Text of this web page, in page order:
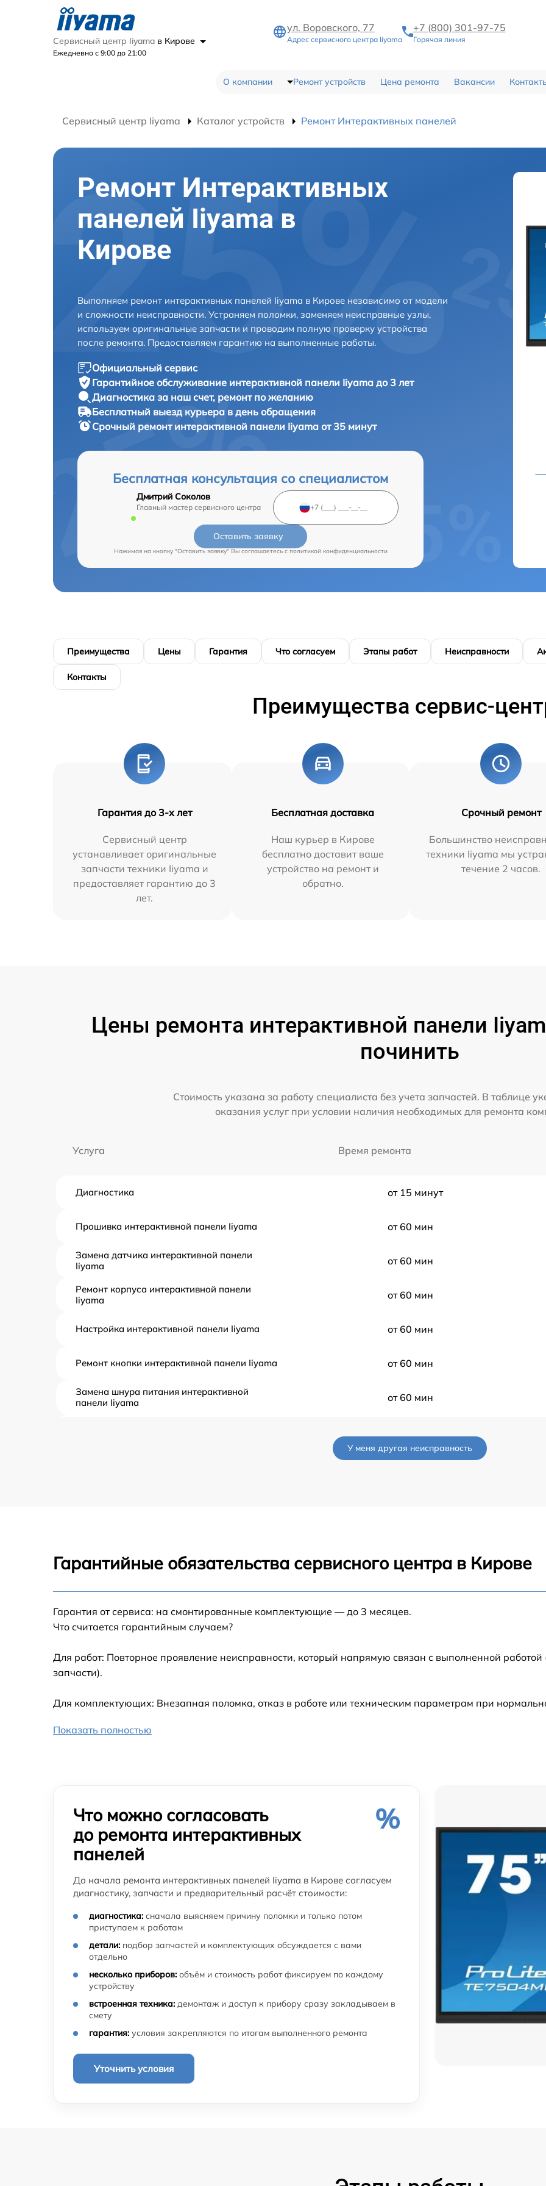
Сервисный центр Iiyama в Кирове
Ежедневно с 9:00 до 21:00
ул. Воровского, 77
Адрес сервисного центра Iiyama
+7 (800) 301-97-75
Горячая линия
О компании Ремонт устройств Цена ремонта Вакансии
Сервисный центр Iiyama Каталог устройств Ремонт Интерактивных панелей
Ремонт Интерактивных
панелей Iiyama в
Кирове
Выполняем ремонт интерактивных панелей Iiyama в Кирове независимо от модели
и сложности неисправности. Устраняем поломки, заменяем неисправные узлы,
используем оригинальные запчасти и проводим полную проверку устройства
после ремонта. Предоставляем гарантию на выполненные работы.
Официальный сервис
Гарантийное обслуживание интерактивной панели Iiyama до 3 лет
Диагностика за наш счет, ремонт по желанию
Бесплатный выезд курьера в день обращения
Срочный ремонт интерактивной панели Iiyama от 35 минут
Бесплатная консультация со специалистом
Дмитрий Соколов
Главный мастер сервисного центра
Оставить заявку
Нажимая на кнопку "Оставить заявку" Вы соглашаетесь cполитикой конфиденциальности
Преимущества Цены Гарантия Что согласуем Этапы работ Неисправности
Контакты
Преимущества сервис-
Гарантия до 3-х лет
Сервисный центр
устанавливает оригинальные
запчасти техники Iiyama и
предоставляет гарантию до 3
лет.
Бесплатная доставка
Наш курьер в Кирове
бесплатно доставит ваше
устройство на ремонт и
обратно.
Срочный ремонт
Большинство
техники Iiyama мы
течение 2 часов.
Цены ремонта интерактивной панели
починить
Стоимость указана за работу специалиста без учета запчастей. В таблице
оказания услуг при условии наличия необходимых для ремонта
Услуга Время ремонта
Диагностика от 15 минут
Прошивка интерактивной панели Iiyama от 60 мин
Замена датчика интерактивной панели
Iiyama
от 60 мин
Ремонт корпуса интерактивной панели
Iiyama
от 60 мин
Настройка интерактивной панели Iiyama от 60 мин
Ремонт кнопки интерактивной панели Iiyama от 60 мин
Замена шнура питания интерактивной
панели Iiyama
от 60 мин
Устранение ошибок интерактивной панели
Iiyama
от 60 мин
У меня другая неисправность
Гарантийные обязательства сервисного центра в Кирове
Гарантия от сервиса: на смонтированные комплектующие — до 3 месяцев.
Что считается гарантийным случаем?
Для работ: Повторное проявление неисправности, который напрямую связан с выполненной
запчасти).
Для комплектующих: Внезапная поломка, отказ в работе или техническим параметрам при
Показать полностью
Что можно согласовать
до ремонта интерактивных
панелей
%
До начала ремонта интерактивных панелей Iiyama в Кирове согласуем
диагностику, запчасти и предварительный расчёт стоимости:
диагностика: сначала выясняем причину поломки и только потом
приступаем к работам
детали: подбор запчастей и комплектующих обсуждается с вами
отдельно
несколько приборов: объём и стоимость работ фиксируем по каждому
устройству
встроенная техника: демонтаж и доступ к прибору сразу закладываем в
смету
гарантия: условия закрепляются по итогам выполненного ремонта
Уточнить условия